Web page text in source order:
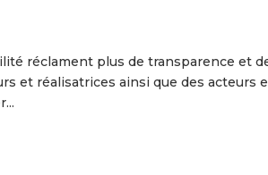
réclament plus de transparence et
et réalisatrices ainsi que des acteurs